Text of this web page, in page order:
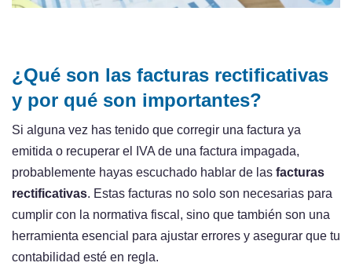
¿Qué son las facturas rectificativas
y por qué son importantes?
Si alguna vez has tenido que corregir una factura ya
emitida o recuperar el IVA de una factura impagada,
probablemente hayas escuchado hablar de las facturas
rectificativas. Estas facturas no solo son necesarias para
cumplir con la normativa fiscal, sino que también son una
herramienta esencial para ajustar errores y asegurar que tu
contabilidad esté en regla.